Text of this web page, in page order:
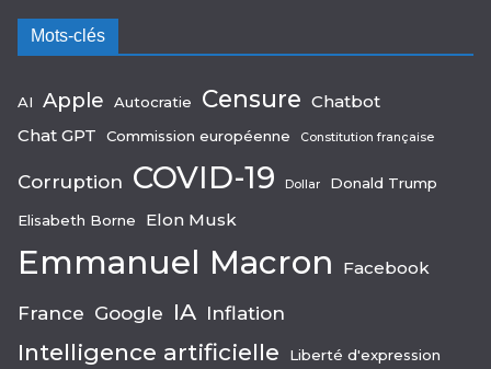
Mots-clés
AI Apple Autocratie Censure Chatbot
Chat GPT
Commission européenne Constitution française
Corruption COVID-19 Dollar Donald Trump
Elisabeth Borne Elon Musk
Emmanuel Macron Facebook
France Google IA Inflation
Intelligence artificielle Liberté d'expression